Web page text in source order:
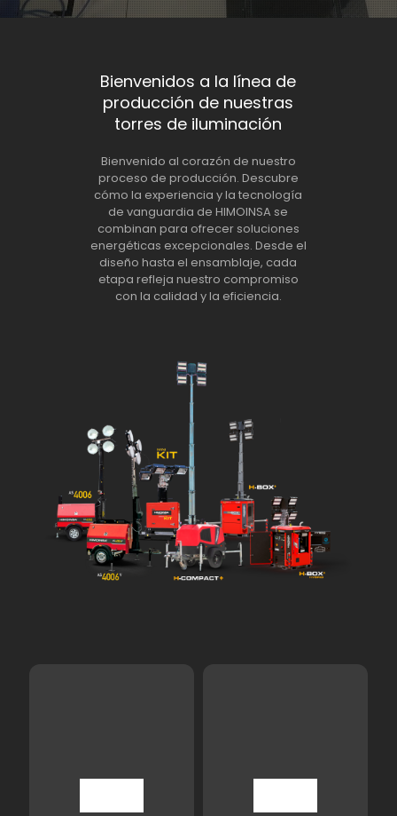
Bienvenidos a la línea de
producción de nuestras
torres de iluminación
Bienvenido al corazón de nuestro
proceso de producción. Descubre
cómo la experiencia y la tecnología
de vanguardia de HIMOINSA se
combinan para ofrecer soluciones
energéticas excepcionales. Desde el
diseño hasta el ensamblaje, cada
etapa refleja nuestro compromiso
con la calidad y la eficiencia.